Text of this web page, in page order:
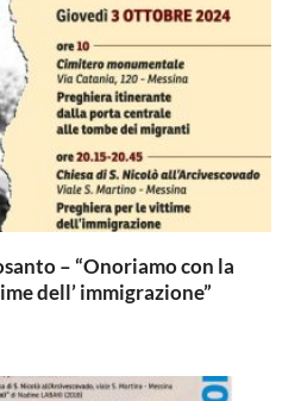
– “Onoriamo con la
dell’ immigrazione”